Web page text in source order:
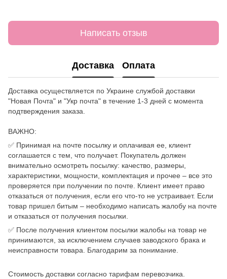
Написать отзыв
Доставка Оплата
Доставка осуществляется по Украине службой доставки
"Новая Почта" и "Укр почта" в течение 1-3 дней с момента
подтверждения заказа.
ВАЖНО:
✅ Принимая на почте посылку и оплачивая ее, клиент
соглашается с тем, что получает. Покупатель должен
внимательно осмотреть посылку: качество, размеры,
характеристики, мощности, комплектация и прочее – все это
проверяется при получении по почте. Клиент имеет право
отказаться от получения, если его что-то не устраивает. Если
товар пришел битым – необходимо написать жалобу на почте
и отказаться от получения посылки.
✅ После получения клиентом посылки жалобы на товар не
принимаются, за исключением случаев заводского брака и
неисправности товара. Благодарим за понимание.
Стоимость доставки согласно тарифам перевозчика.